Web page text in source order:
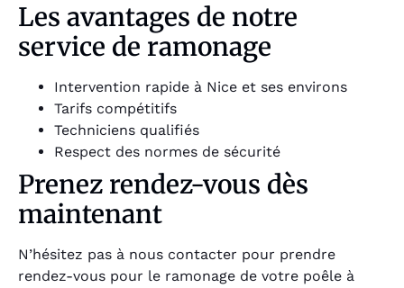
Les avantages de notre
service de ramonage
Intervention rapide à Nice et ses environs
Tarifs compétitifs
Techniciens qualifiés
Respect des normes de sécurité
Prenez rendez-vous dès
maintenant
N’hésitez pas à nous contacter pour prendre
rendez-vous pour le ramonage de votre poêle à